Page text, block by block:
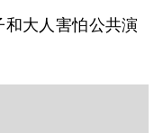
大人害怕公共演